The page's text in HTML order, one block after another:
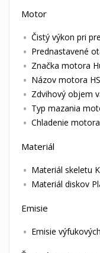
Motor
Čistý výkon pri
Prednastavené
Značka motora
Názov motora
Zdvihový objem
Typ mazania
Chladenie
Materiál
Materiál skeletu
Materiál diskov
Emisie
Emisie